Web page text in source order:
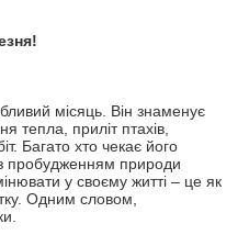
місяць. Він знаменує
тепла, приліт птахів,
Багато хто чекає його
пробудженням природи
у своєму житті – це як
Одним словом,